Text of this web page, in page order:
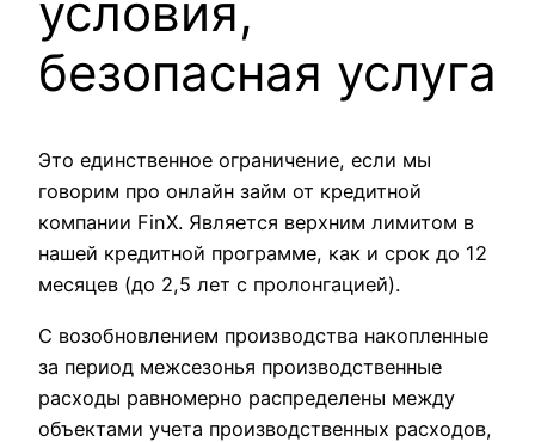
условия,
безопасная услуга
Это единственное ограничение, если мы
говорим про онлайн займ от кредитной
компании FinX. Является верхним лимитом в
нашей кредитной программе, как и срок до 12
месяцев (до 2,5 лет с пролонгацией).
С возобновлением производства накопленные
за период межсезонья производственные
расходы равномерно распределены между
объектами учета производственных расходов,